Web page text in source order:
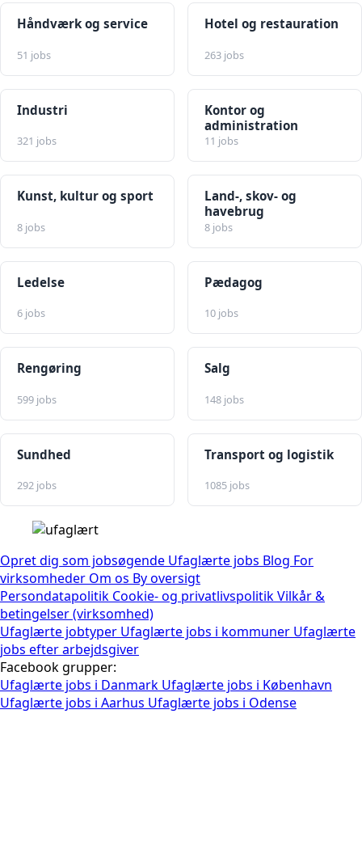
Håndværk og service
51 jobs
Hotel og restauration
263 jobs
Industri
321 jobs
Kontor og
administration
11 jobs
Kunst, kultur og sport
8 jobs
Land-, skov- og
havebrug
8 jobs
Ledelse
6 jobs
Pædagog
10 jobs
Rengøring
599 jobs
Salg
148 jobs
Sundhed
292 jobs
Transport og logistik
1085 jobs
Opret dig som jobsøgende Ufaglærte jobs Blog For
virksomheder Om os By oversigt
Persondatapolitik Cookie- og privatlivspolitikVilkår &
betingelser (virksomhed)
Ufaglærte jobtyper Ufaglærte jobs i kommuner Ufaglærte
jobs efter arbejdsgiver
Facebook grupper:
Ufaglærte jobs i Danmark Ufaglærte jobs i København
Ufaglærte jobs i Aarhus Ufaglærte jobs i Odense